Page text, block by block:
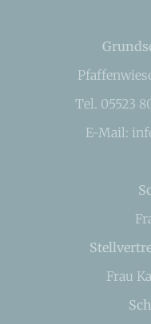
Tel. 05523
E-Mail:
Frau